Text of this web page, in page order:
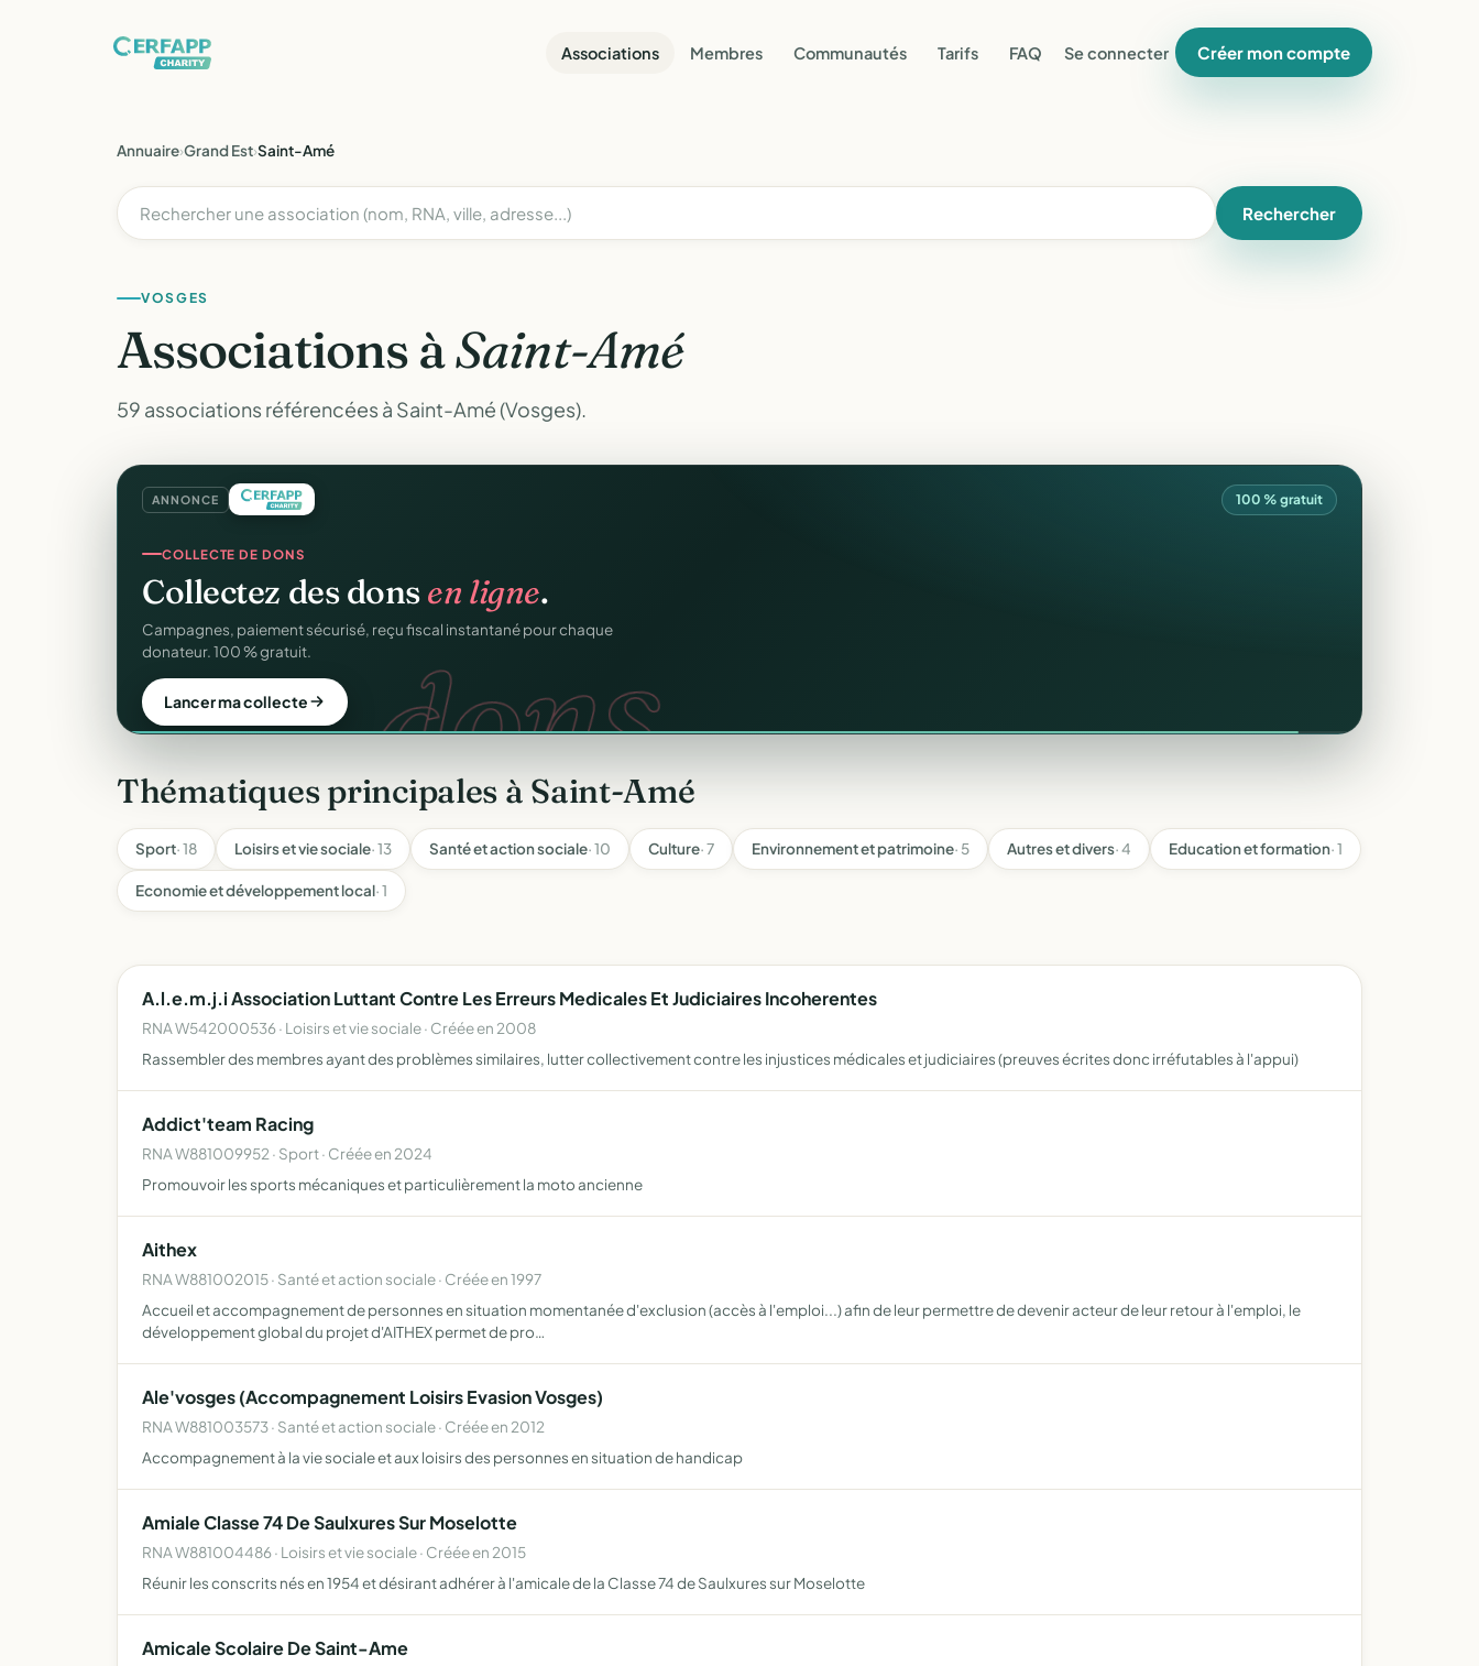
Associations Membres Communautés Tarifs FAQ Se connecter Créer mon compte
Annuaire›Grand Est›Saint-Amé
Rechercher
VOSGES
Associations àSaint-Amé
59 associations référencées à Saint-Amé (Vosges).
ANNONCE 100 % gratuit
CRM.
CRM ASSOCIATIF
UnCRM completpour vos membres.
Fiches donateurs, historique des dons, relances, adhésions — fini les
fichiers Excel.
Découvrir le CRM gratuit
Thématiques principales à Saint-Amé
Sport· 18 Loisirs et vie sociale· 13 Santé et action sociale· 10 Culture· 7 Environnement et patrimoine· 5 Autres et divers· 4 Education et formation· 1
Economie et développement local· 1
A.l.e.m.j.i Association Luttant Contre Les Erreurs Medicales Et Judiciaires Incoherentes
RNA W542000536 · Loisirs et vie sociale · Créée en 2008
Rassembler des membres ayant des problèmes similaires, lutter collectivement contre les injustices médicales et judiciaires (preuves écrites donc irréfutables à l'appui)
Addict'team Racing
RNA W881009952 · Sport · Créée en 2024
Promouvoir les sports mécaniques et particulièrement la moto ancienne
Aithex
RNA W881002015 · Santé et action sociale · Créée en 1997
Accueil et accompagnement de personnes en situation momentanée d'exclusion (accès à l'emploi...) afin de leur permettre de devenir acteur de leur retour à l'emploi, le
développement global du projet d'AITHEX permet de pro…
Ale'vosges (Accompagnement Loisirs Evasion Vosges)
RNA W881003573 · Santé et action sociale · Créée en 2012
Accompagnement à la vie sociale et aux loisirs des personnes en situation de handicap
Amiale Classe 74 De Saulxures Sur Moselotte
RNA W881004486 · Loisirs et vie sociale · Créée en 2015
Réunir les conscrits nés en 1954 et désirant adhérer à l'amicale de la Classe 74 de Saulxures sur Moselotte
Amicale Scolaire De Saint-Ame